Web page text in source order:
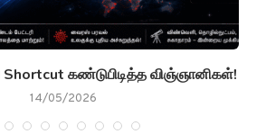
Shortcut கண்டுபிடித்த விஞ்ஞானிகள்!
14/05/2026